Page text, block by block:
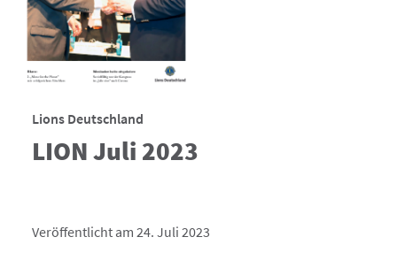
Lions Deutschland
LION Juli 2023
Veröffentlicht am 24. Juli 2023